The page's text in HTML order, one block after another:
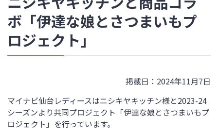
ボ「伊達な娘とさつまいもプ
ロジェクト」
掲載日：2024年11月7日
マイナビ仙台レディースはニシキヤキッチン様と2023-24
シーズンより共同プロジェクト「伊達な娘とさつまいもプ
ロジェクト」を行っています。